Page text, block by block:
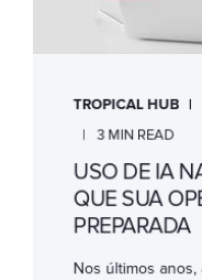
TROPICAL HUB
3 MIN READ
USO DE IA
QUE SUA
PREPARADA
Nos últimos anos,